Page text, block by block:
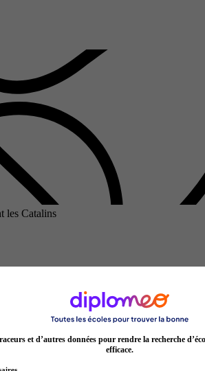
les Catalins
et d’autres données pour rendre la recherche
efficace.